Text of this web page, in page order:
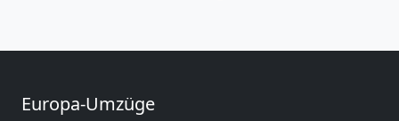
Europa-Umzüge